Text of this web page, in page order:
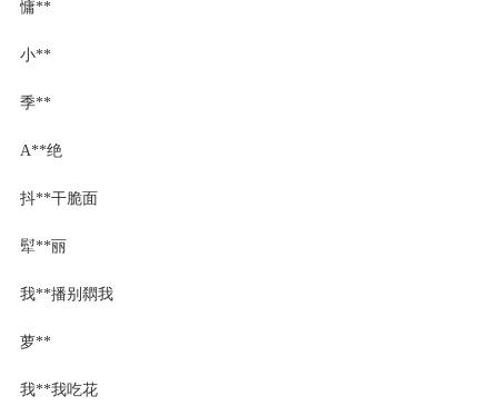
慵**
小**
季**
A**绝
抖**干脆面
犚**丽
我**播别閷我
萝**
我**我吃花